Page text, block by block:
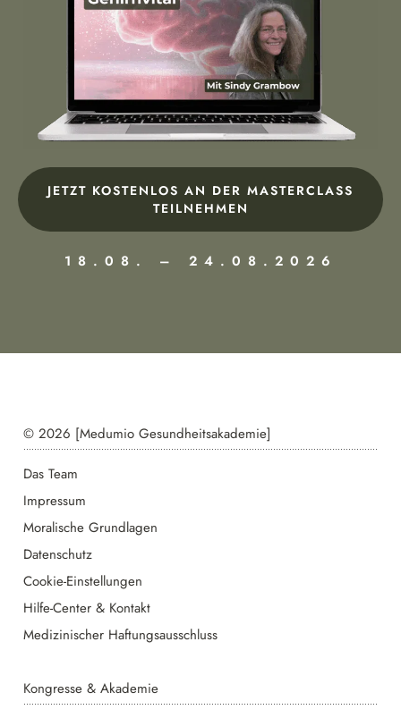
JETZT KOSTENLOS AN DER MASTERCLASS
TEILNEHMEN
18.08. – 24.08.2026
© 2026 [Medumio Gesundheitsakademie]
Das Team
Impressum
Moralische Grundlagen
Datenschutz
Cookie-Einstellungen
Hilfe-Center & Kontakt
Medizinischer Haftungsausschluss
Kongresse & Akademie